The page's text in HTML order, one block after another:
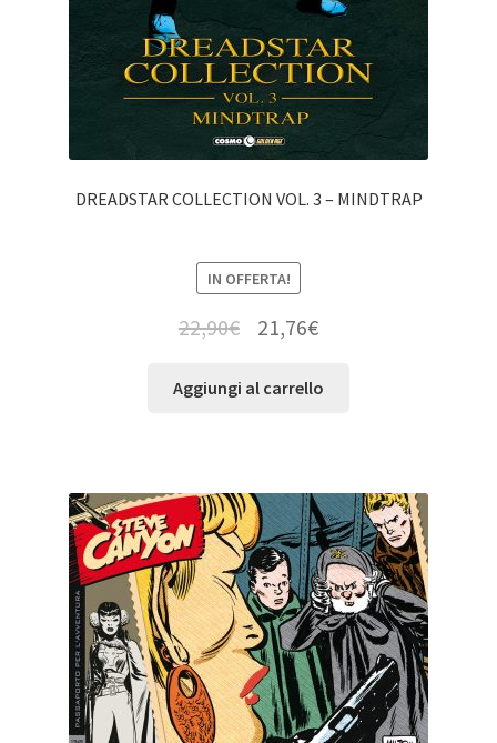
DREADSTAR COLLECTION VOL. 3 – MINDTRAP
IN OFFERTA!
22,90€ 21,76€
Aggiungi al carrello